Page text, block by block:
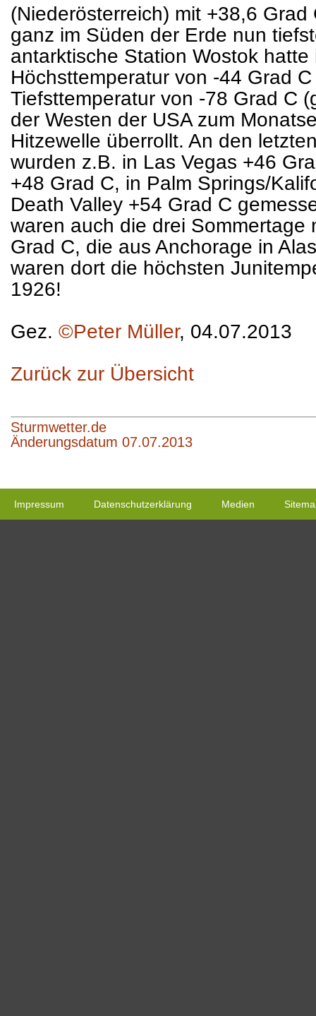
(Niederösterreich) mit +38,6
ganz im Süden der Erde nun
antarktische Station Wostok hatte
Höchsttemperatur von -44 Grad
Tiefsttemperatur von -78 Grad C
der Westen der USA zum
Hitzewelle überrollt. An den
wurden z.B. in Las Vegas +46
+48 Grad C, in Palm Springs/
Death Valley +54 Grad C
waren auch die drei Sommertage
Grad C, die aus Anchorage in
waren dort die höchsten
1926!
Gez. ©Peter Müller, 04.07.2013
Zurück zur Übersicht
Sturmwetter.de
Änderungsdatum 07.07.2013
Impressum Datenschutzerklärung Medien